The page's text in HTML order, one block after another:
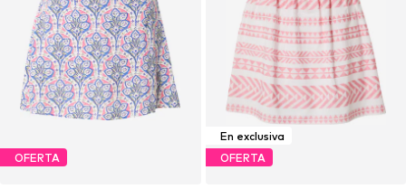
OFERTA
En exclusiva
OFERTA